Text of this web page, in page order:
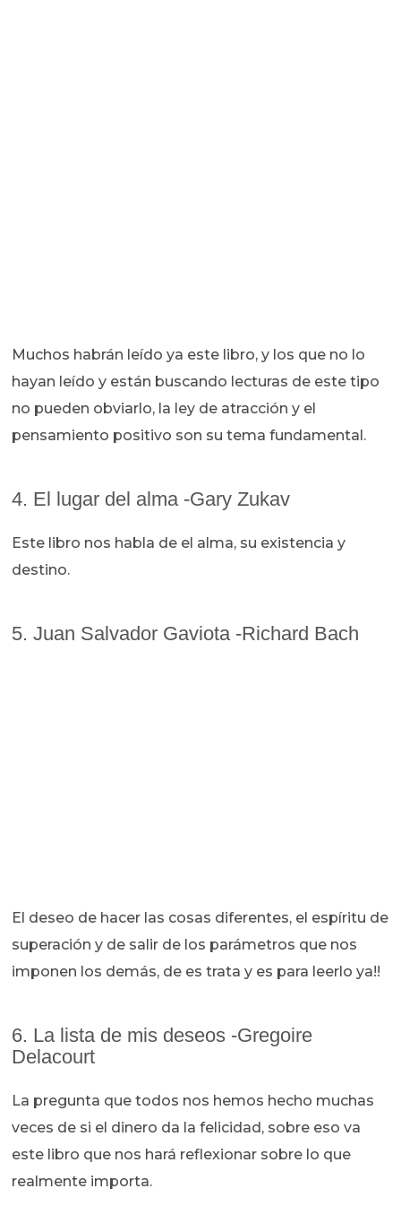
Muchos habrán leído ya este libro, y los que no lo
hayan leído y están buscando lecturas de este tipo
no pueden obviarlo, la ley de atracción y el
pensamiento positivo son su tema fundamental.
4. El lugar del alma -Gary Zukav
Este libro nos habla de el alma, su existencia y
destino.
5. Juan Salvador Gaviota -Richard Bach
El deseo de hacer las cosas diferentes, el espíritu de
superación y de salir de los parámetros que nos
imponen los demás, de es trata y es para leerlo ya!!
6. La lista de mis deseos -Gregoire
Delacourt
La pregunta que todos nos hemos hecho muchas
veces de si el dinero da la felicidad, sobre eso va
este libro que nos hará reflexionar sobre lo que
realmente importa.